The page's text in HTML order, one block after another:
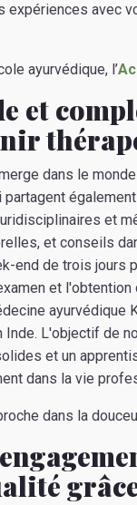
expériences avec
ayurvédique, l’
et
dans le
et
et conseils
end de trois jours
et
ayurvédique
L'objectif de
et un
dans la vie
dans la